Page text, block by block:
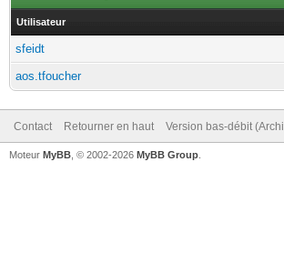
Utilisateur
sfeidt
aos.tfoucher
Contact Retourner en haut Version bas-débit
Moteur MyBB , © 2002-2026 MyBB Group